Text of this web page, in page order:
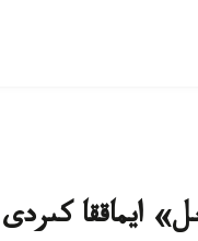
ايماققا كىردى